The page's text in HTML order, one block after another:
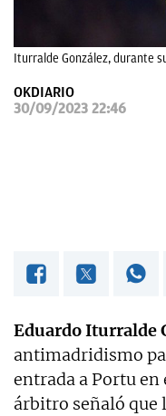
Iturralde González, durante
OKDIARIO
30/09/2023 22:46
Eduardo Iturralde
antimadridismo
entrada a Portu en
árbitro señaló que